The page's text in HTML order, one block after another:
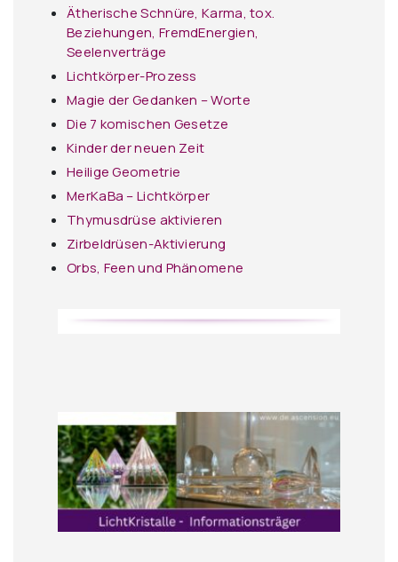
Ätherische Schnüre, Karma, tox.
Beziehungen, FremdEnergien,
Seelenverträge
Lichtkörper-Prozess
Magie der Gedanken – Worte
Die 7 komischen Gesetze
Kinder der neuen Zeit
Heilige Geometrie
MerKaBa – Lichtkörper
Thymusdrüse aktivieren
Zirbeldrüsen-Aktivierung
Orbs, Feen und Phänomene